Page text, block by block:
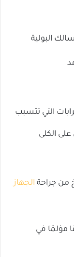
البولية
التي تتسبب
الكلى
من جراحة الجهاز
مؤلمًا في